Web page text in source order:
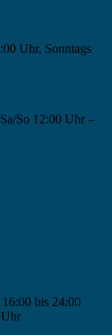
Uhr, Sonntags
So 12:00 Uhr –
bis 24:00